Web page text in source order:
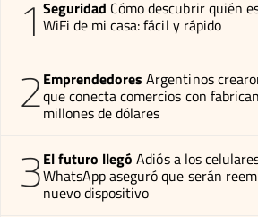
1 Seguridad Cómo descubrir quién
WiFi de mi casa: fácil y rápido
2Emprendedores Argentinos
que conecta comercios con
millones de dólares
3El futuro llegó Adiós a los
WhatsApp aseguró que serán
nuevo dispositivo